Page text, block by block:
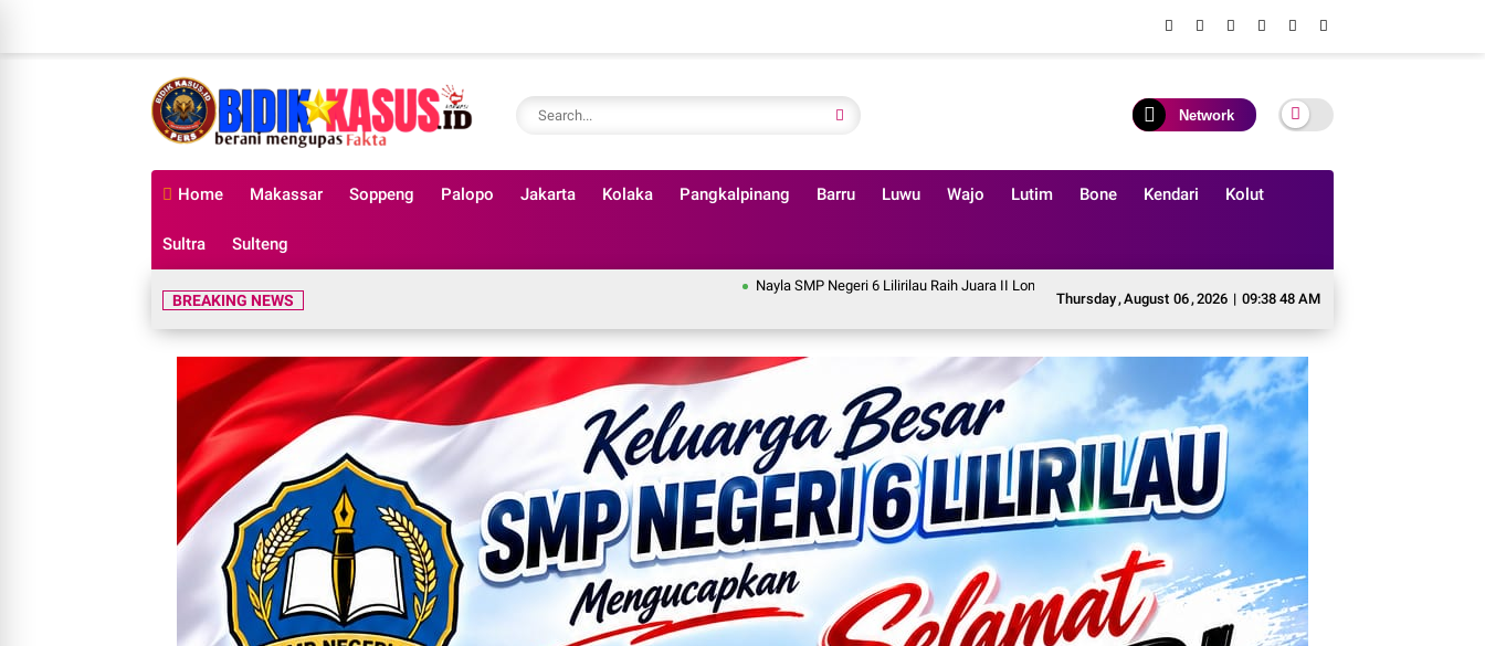
Network
Home Makassar Soppeng Palopo Jakarta Kolaka Pangkalpinang Barru Luwu Wajo Lutim Bone Kendari Kolut
Sultra Sulteng
Thursday,August 06,2026 | 09:38 50 AM
BREAKING NEWS
Nayla SMP Negeri 6 Lilirilau Raih Juara II Lomba Nyanyi Solo Tingkat Penggalang SMP se Kabupaten Soppeng.